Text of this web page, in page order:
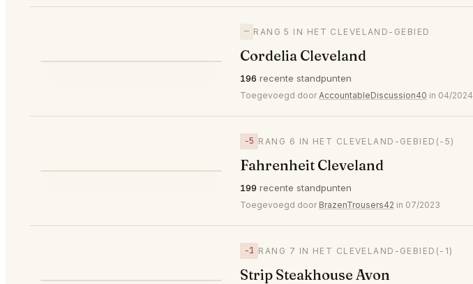
— RANG 5 IN HET CLEVELAND-GEBIED
Cordelia Cleveland
196 recente standpunten
Toegevoegd door AccountableDiscussion40 in 04/2024
−5 RANG 6 IN HET CLEVELAND-GEBIED (-5)
Fahrenheit Cleveland
199 recente standpunten
Toegevoegd door BrazenTrousers42 in 07/2023
−1 RANG 7 IN HET CLEVELAND-GEBIED (-1)
Strip Steakhouse Avon